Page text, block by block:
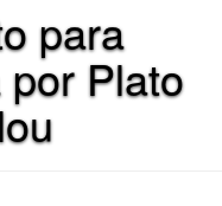
para
Plato